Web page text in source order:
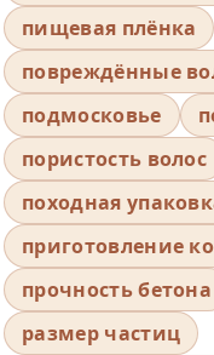
пищевая плёнка
повреждённые
подмосковье
пористость волос
походная
приготовление
прочность бетона
размер частиц